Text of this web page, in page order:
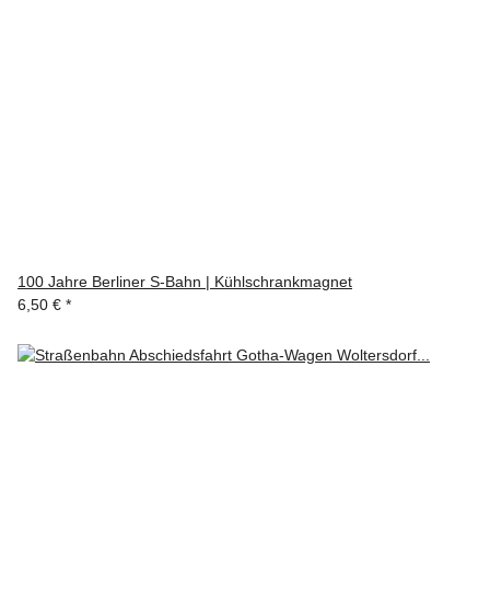
100 Jahre Berliner S-Bahn | Kühlschrankmagnet
6,50 € *